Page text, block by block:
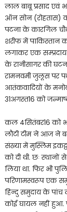
लाल बाबू प्रसाद एवं
ऑन सोन (रोहतास)
पटना के कारगिल
शरीफ में पाकिस्तान
लगाकर एक
के रानीसागर की
रामनवमी जुलूस पर
आतंकवादियों के
31अगस्त16 को
कल 4सितंबर16 को
लौटी टीम ने आज ने
संख्या में मुस्लिम
को दी थी. छः
लिया था. फिर भी
परिणामस्वरूप एक
हिन्दु समुदाय के
कोई घायल नहीं हुआ.